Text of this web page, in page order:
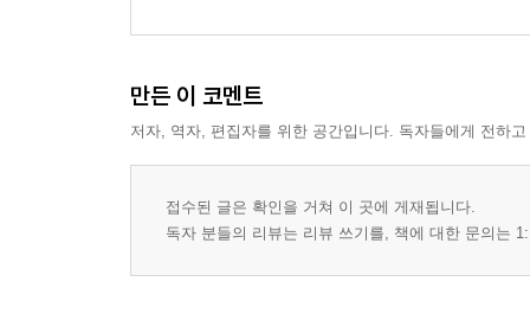
만든 이 코멘트
저자, 역자, 편집자를 위한 공간입니다. 독자들에게 전하
접수된 글은 확인을 거쳐 이 곳에 게재됩니다.
독자 분들의 리뷰는 리뷰 쓰기를, 책에 대한 문의는